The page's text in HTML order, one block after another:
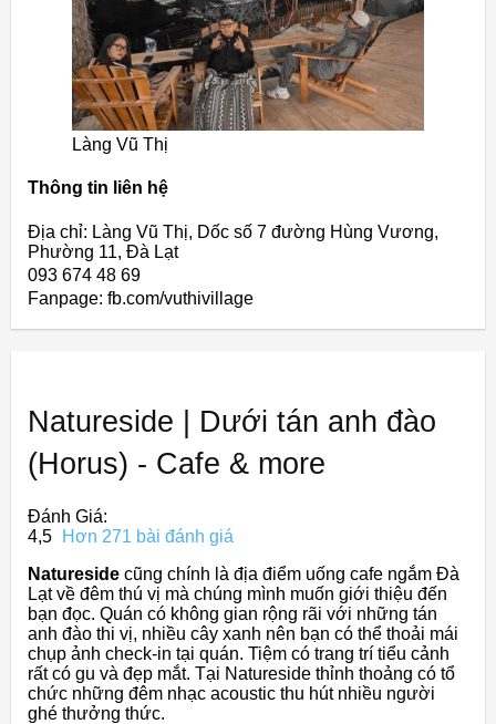
Làng Vũ Thị
Thông tin liên hệ
Địa chỉ: Làng Vũ Thị, Dốc số 7 đường Hùng Vương,
Phường 11, Đà Lạt
093 674 48 69
Fanpage: fb.com/vuthivillage
Natureside | Dưới tán anh đào
(Horus) - Cafe & more
Đánh Giá:
4,5
Hơn 271 bài đánh giá
Natureside cũng chính là địa điểm uống cafe ngắm Đà
Lạt về đêm thú vị mà chúng mình muốn giới thiệu đến
bạn đọc. Quán có không gian rộng rãi với những tán
anh đào thi vị, nhiều cây xanh nên bạn có thể thoải mái
chụp ảnh check-in tại quán. Tiệm có trang trí tiểu cảnh
rất có gu và đẹp mắt. Tại Natureside thỉnh thoảng có tổ
chức những đêm nhạc acoustic thu hút nhiều người
ghé thưởng thức.